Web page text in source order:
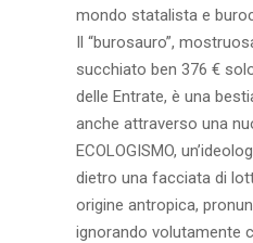
mondo statalista e
Il “burosauro”,
succhiato ben 376 €
delle Entrate, è una
anche attraverso una
ECOLOGISMO,
dietro una facciata di
origine antropica,
ignorando volutamente